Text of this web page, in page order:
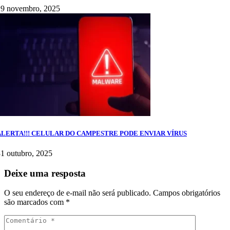
novembro, 2025
CELULAR DO CAMPESTRE PODE ENVIAR VÍRUS
outubro, 2025
Deixe uma resposta
O seu endereço de e-mail não será publicado. Campos obrigatórios
são marcados com *